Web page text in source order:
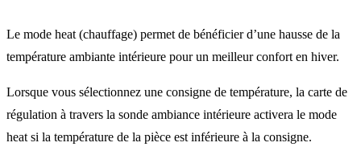
Le mode heat (chauffage) permet de bénéficier d’une hausse de la
température ambiante intérieure pour un meilleur confort en hiver.
Lorsque vous sélectionnez une consigne de température, la carte de
régulation à travers la sonde ambiance intérieure activera le mode
heat si la température de la pièce est inférieure à la consigne.